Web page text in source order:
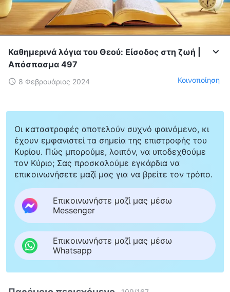
Καθημερινά λόγια του Θεού: Είσοδος στη ζωή |
Απόσπασμα 497
8 Φεβρουάριος 2024 Κοινοποίηση
Οι καταστροφές αποτελούν συχνό φαινόμενο, κι
έχουν εμφανιστεί τα σημεία της επιστροφής του
Κυρίου. Πώς μπορούμε, λοιπόν, να υποδεχθούμε
τον Κύριο; Σας προσκαλούμε εγκάρδια να
επικοινωνήσετε μαζί μας για να βρείτε τον τρόπο.
Επικοινωνήστε μαζί μας μέσω
Messenger
Επικοινωνήστε μαζί μας μέσω
Whatsapp